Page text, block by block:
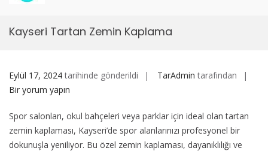
Kayseri Tartan Zemin Kaplama
Eylül 17, 2024tarihinde gönderildi TarAdmin tarafından
Bir yorum yapın
Spor salonları, okul bahçeleri veya parklar için ideal olan tartan
zemin kaplaması, Kayseri’de spor alanlarınızı profesyonel bir
dokunuşla yeniliyor. Bu özel zemin kaplaması, dayanıklılığı ve